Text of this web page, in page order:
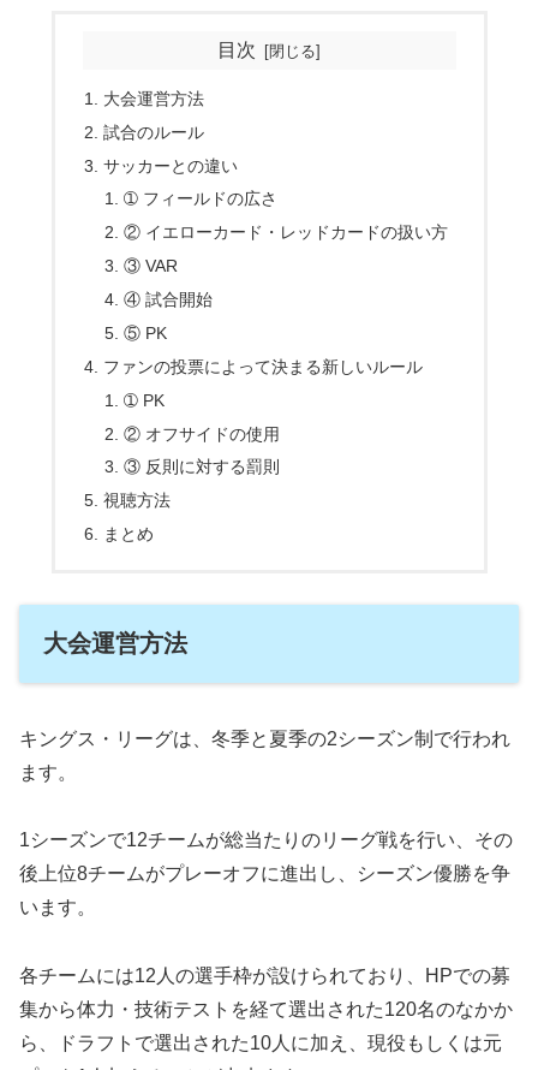
目次
大会運営方法
試合のルール
サッカーとの違い
➀ フィールドの広さ
② イエローカード・レッドカードの扱い方
③ VAR
④ 試合開始
⑤ PK
ファンの投票によって決まる新しいルール
➀ PK
② オフサイドの使用
③ 反則に対する罰則
視聴方法
まとめ
大会運営方法
キングス・リーグは、冬季と夏季の2シーズン制で行われ
ます。
1シーズンで12チームが総当たりのリーグ戦を行い、その
後上位8チームがプレーオフに進出し、シーズン優勝を争
います。
各チームには12人の選手枠が設けられており、HPでの募
集から体力・技術テストを経て選出された120名のなかか
ら、ドラフトで選出された10人に加え、現役もしくは元